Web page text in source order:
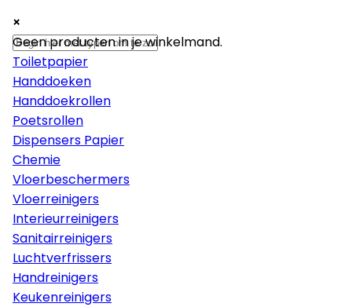
×
Papier
Toiletpapier
Handdoeken
Handdoekrollen
Poetsrollen
Dispensers Papier
Chemie
Vloerbeschermers
Vloerreinigers
Interieurreinigers
Sanitairreinigers
Luchtverfrissers
Handreinigers
Keukenreinigers
×
×
Geen producten in je winkelmand.